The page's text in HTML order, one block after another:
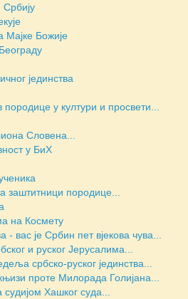
Србију
Мајке Божије
јединства
породице у култури и просвети...
Словена...
у БиХ
заштитници породице...
на Космету
- вас је Србин пет вјекова чува...
и руског Јерусалима...
србско-руског јединства...
проте Милорада Голијана...
Хашког суда...